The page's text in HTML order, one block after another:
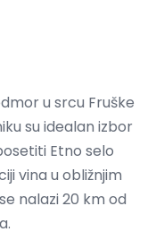
u srcu Fruške
su idealan izbor
Etno selo
vina u obližnjim
nalazi 20 km od